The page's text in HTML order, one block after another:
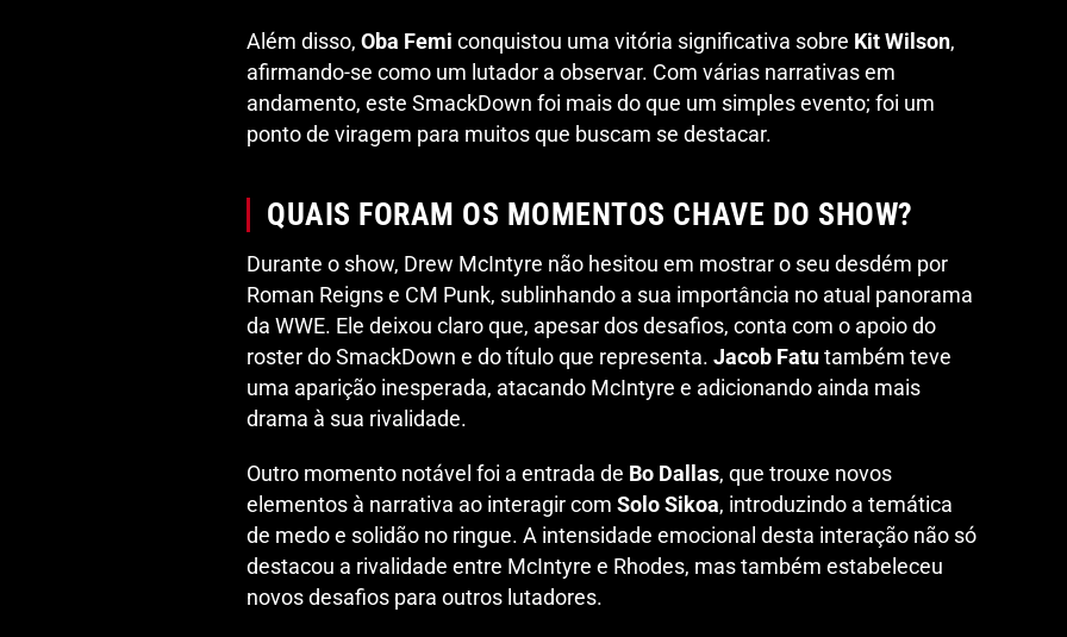
Além disso, Oba Femi conquistou uma vitória significativa sobre Kit Wilson,
afirmando-se como um lutador a observar. Com várias narrativas em
andamento, este SmackDown foi mais do que um simples evento; foi um
ponto de viragem para muitos que buscam se destacar.
QUAIS FORAM OS MOMENTOS CHAVE DO SHOW?
Durante o show, Drew McIntyre não hesitou em mostrar o seu desdém por
Roman Reigns e CM Punk, sublinhando a sua importância no atual panorama
da WWE. Ele deixou claro que, apesar dos desafios, conta com o apoio do
roster do SmackDown e do título que representa. Jacob Fatu também teve
uma aparição inesperada, atacando McIntyre e adicionando ainda mais
drama à sua rivalidade.
Outro momento notável foi a entrada de Bo Dallas, que trouxe novos
elementos à narrativa ao interagir com Solo Sikoa, introduzindo a temática
de medo e solidão no ringue. A intensidade emocional desta interação não só
destacou a rivalidade entre McIntyre e Rhodes, mas também estabeleceu
novos desafios para outros lutadores.